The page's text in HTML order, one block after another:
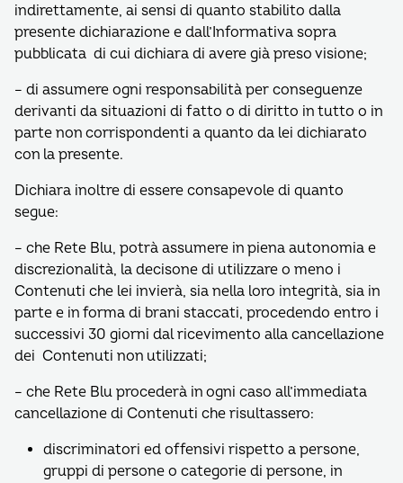
indirettamente, ai sensi di quanto stabilito dalla
presente dichiarazione e dall’Informativa sopra
pubblicata di cui dichiara di avere già preso visione;
– di assumere ogni responsabilità per conseguenze
derivanti da situazioni di fatto o di diritto in tutto o in
parte non corrispondenti a quanto da lei dichiarato
con la presente.
Dichiara inoltre di essere consapevole di quanto
segue:
– che Rete Blu, potrà assumere in piena autonomia e
discrezionalità, la decisone di utilizzare o meno i
Contenuti che lei invierà, sia nella loro integrità, sia in
parte e in forma di brani staccati, procedendo entro i
successivi 30 giorni dal ricevimento alla cancellazione
dei Contenuti non utilizzati;
– che Rete Blu procederà in ogni caso all’immediata
cancellazione di Contenuti che risultassero:
discriminatori ed offensivi rispetto a persone,
gruppi di persone o categorie di persone, in